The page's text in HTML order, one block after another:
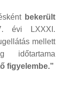
bekerült
évi LXXXI.
mellett
időtartama
figyelembe.”